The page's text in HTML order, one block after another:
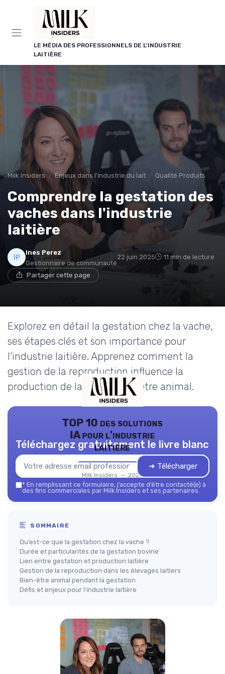
LE MÉDIA DES PROFESSIONNELS DE L'INDUSTRIE
LAITIÈRE
Milk Insiders Enjeux dans l'industrie du lait Qualité Produits
Comprendre la gestation des
vaches dans l'industrie
laitière
Ines Perez
Gestionnaire de communauté
22 juin 2025 11 min de lecture
Partager cette page
Explorez en détail la gestation chez la vache,
ses étapes clés et son importance pour
l’industrie laitière. Apprenez comment la
gestion de la reproduction influence la
production de lait et le bien-être animal.
TOP 10 des solutions
IA pour l'industrie
laitière
Milk Insiders — 2026
Téléchargez gratuitement le livre blanc
➔ Télécharger
* En remplissant ce formulaire, j’accepte d’être contacté(e) à
des fins commerciales par Milk Insiders et ses partenaires.
SOMMAIRE
Qu’est-ce que la gestation chez la vache ?
Durée et particularités de la gestation bovine
Lien entre gestation et production laitière
Gestion de la reproduction dans les élevages laitiers
Bien-être animal pendant la gestation
Défis et enjeux pour l’industrie laitière